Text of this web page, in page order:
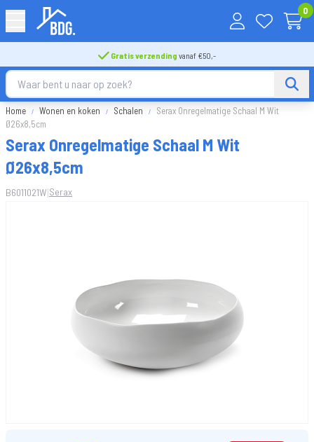
0
Gratis verzending vanaf €50,-
Home Wonen en koken Schalen
Serax Onregelmatige Schaal M Wit
Ø26x8,5cm
Serax Onregelmatige Schaal M Wit
Ø26x8,5cm
B6011021W|Serax